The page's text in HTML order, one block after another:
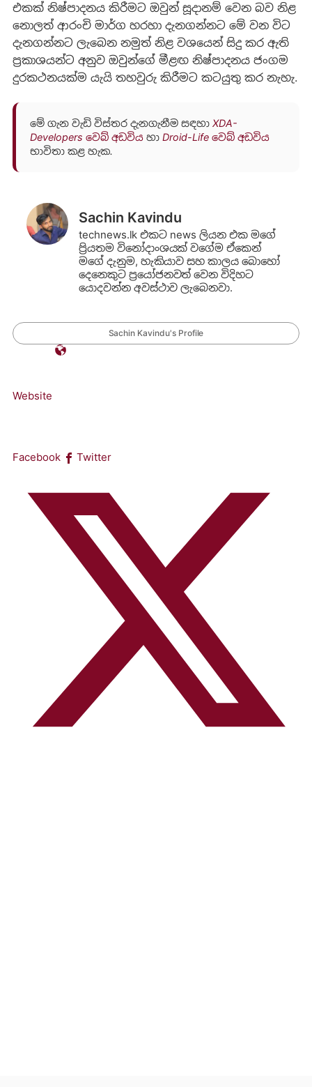
එකක් නිෂ්පාදනය කිරීමට ඔවුන් සූදානම් වෙන බව නිළ
නොලත් ආරංචි මාර්ග හරහා දැනගන්නට මේ වන විට
දැනගන්නට ලැබෙන නමුත් නිළ වශයෙන් සිදු කර ඇති
ප්‍රකාශයන්ට අනුව ඔවුන්ගේ මීළඟ නිෂ්පාදනය ජංගම
දුරකථනයක්ම යැයි තහවුරු කිරීමට කටයුතු කර නැහැ.
මේ ගැන වැඩි විස්තර දැනගැනීම සඳහා XDA-
Developers වෙබ් අඩවියහා Droid-Life වෙබ් අඩවිය
භාවිතා කළ හැක.
Sachin Kavindu
technews.lk එකට news ලියන එක මගේ
ප්‍රියතම විනෝදාංශයක් වගේම ඒකෙන්
මගේ දැනුම, හැකියාව සහ කාලය බොහෝ
දෙනෙකුට ප්‍රයෝජනවත් වෙන විදිහට
යොදවන්න අවස්ථාව ලැබෙනවා.
Sachin Kavindu's Profile
Website
Facebook Twitter